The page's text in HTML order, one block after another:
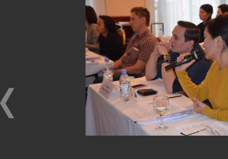
Презентации
ЭЛЕКТРОННЫЕ СЧЕТА-ФАКТУРЫ.
ЭЛЕКТРОННЫЕ СЧЕТА-
ФАКТУРЫ. ВИРТУАЛЬНЫЙ
ЭЛЕКТРОННЫЕ СЧЕТА-ФАКТУРЫ. ВИРТУАЛЬНЫЙ
СКЛАД.
Семинар с КГД и разработчиками